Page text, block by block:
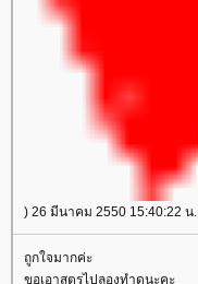
) 26 มีนาคม 2550 15:40:22 น.
ถูกใจมากค่ะ
ขอเอาสูตรไปลองทำดูนะคะ